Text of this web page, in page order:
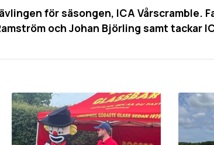
för säsongen, ICA
och Johan Björling samt tackar